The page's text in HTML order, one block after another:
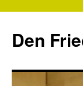
springen
Den